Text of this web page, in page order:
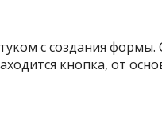
с создания
кнопка, от